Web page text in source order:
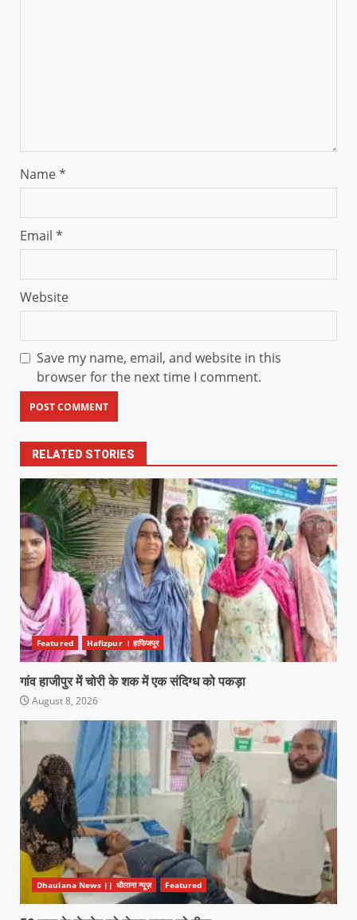
Name*
Email *
Website
Save my name, email, and website in this
browser for the next time I comment.
RELATED STORIES
Featured Hafizpur । हाफिजपुर
गांव हाजीपुर में चोरी के शक में एक संदिग्ध को पकड़ा
August 8, 2026
Dhaulana News || धौलाना न्यूज़ Featured